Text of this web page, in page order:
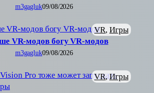
m3gagluk09/08/2026
VR-модов богу VR-модов
VR, Игры
m3gagluk09/08/2026
VR, Игры